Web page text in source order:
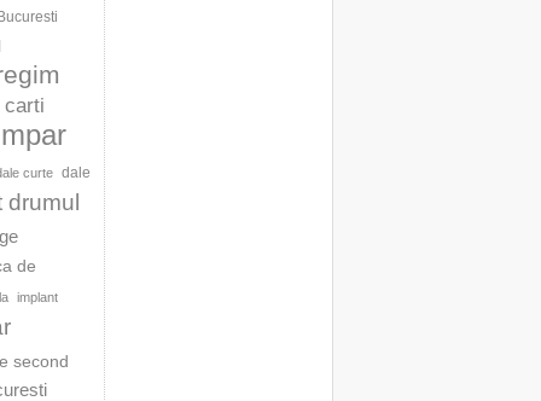
carti
curte dale
drumul
de
implant
second